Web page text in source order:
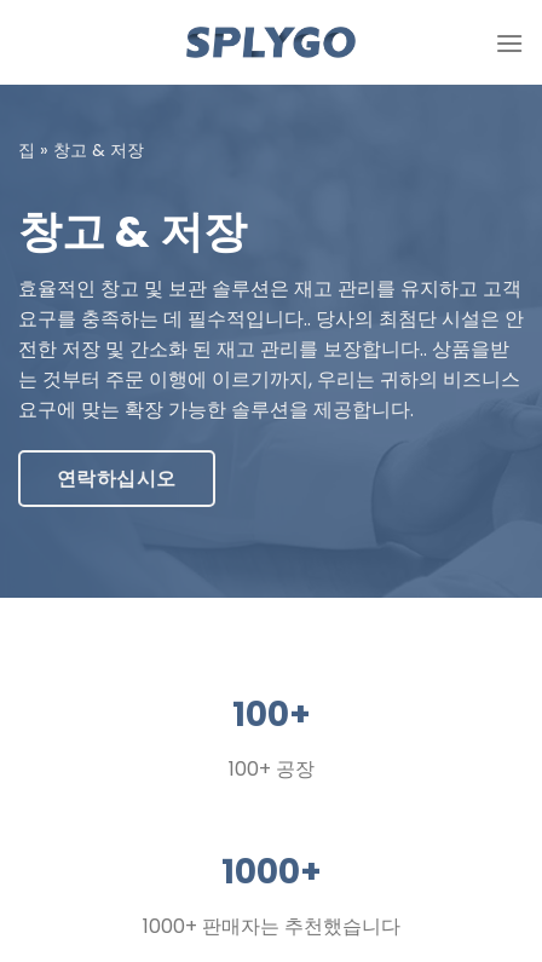
집 » 창고 & 저장
창고 & 저장
효율적인 창고 및 보관 솔루션은 재고 관리를 유지하고 고객
요구를 충족하는 데 필수적입니다.. 당사의 최첨단 시설은 안
전한 저장 및 간소화 된 재고 관리를 보장합니다.. 상품을받
는 것부터 주문 이행에 이르기까지, 우리는 귀하의 비즈니스
요구에 맞는 확장 가능한 솔루션을 제공합니다.
연락하십시오
100+
100+ 공장
1000+
1000+ 판매자는 추천했습니다